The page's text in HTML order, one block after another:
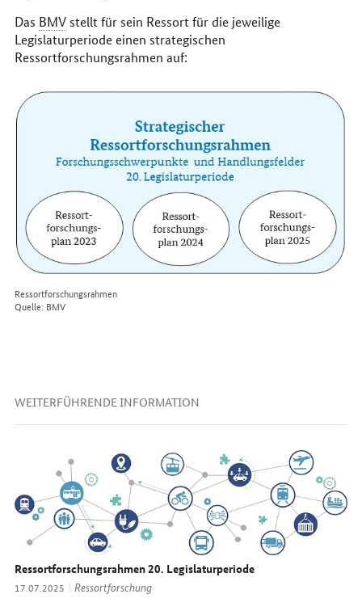
Das BMVstellt für sein Ressort für die jeweilige
Legislaturperiode einen strategischen
Ressortforschungsrahmen auf:
Ressortforschungsrahmen
Quelle: BMV
WEITERFÜHRENDE INFORMATION
Ressortforschungsrahmen 20. Legislaturperiode
Datum:
17.07.2025 Thema:
Ressortforschung